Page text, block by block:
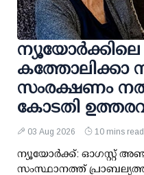
ന്യൂയോർക്കിലെ
കത്തോലിക്കാ
സംരക്ഷണം
കോടതി
03 Aug 2026 10 mins read
ന്യൂയോർക്ക്: ഓഗസ്റ്റ്
സംസ്ഥാനത്ത്